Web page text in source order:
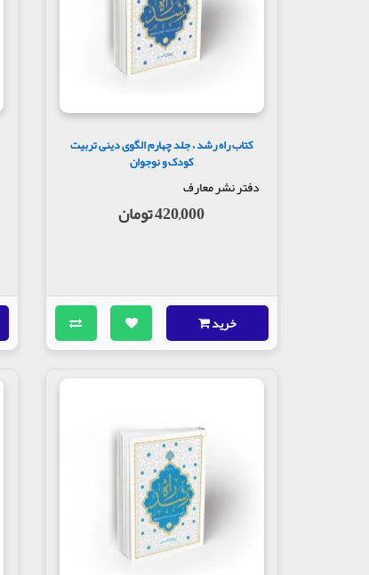
کتاب راه رشد ، جلد چهارم الگوی دینی تربیت
کودک و نوجوان
دفتر نشر معارف
420,000 تومان
خرید